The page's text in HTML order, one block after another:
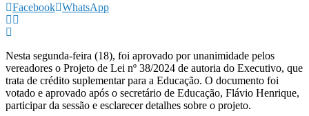
Facebook WhatsApp
Nesta segunda-feira (18), foi aprovado por unanimidade pelos
vereadores o Projeto de Lei nº 38/2024 de autoria do Executivo, que
trata de crédito suplementar para a Educação. O documento foi
votado e aprovado após o secretário de Educação, Flávio Henrique,
participar da sessão e esclarecer detalhes sobre o projeto.